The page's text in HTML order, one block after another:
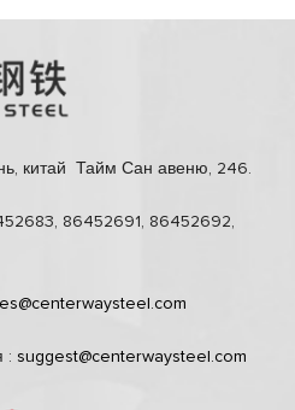
китай Тайм Сан авеню, 246.
86452691, 86452692,
: suggest@centerwaysteel.com